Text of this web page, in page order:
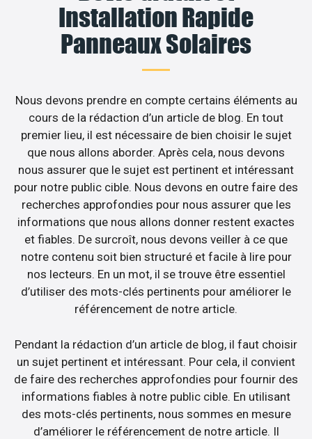
Installation Rapide
Panneaux Solaires
Nous devons prendre en compte certains éléments au
cours de la rédaction d’un article de blog. En tout
premier lieu, il est nécessaire de bien choisir le sujet
que nous allons aborder. Après cela, nous devons
nous assurer que le sujet est pertinent et intéressant
pour notre public cible. Nous devons en outre faire des
recherches approfondies pour nous assurer que les
informations que nous allons donner restent exactes
et fiables. De surcroît, nous devons veiller à ce que
notre contenu soit bien structuré et facile à lire pour
nos lecteurs. En un mot, il se trouve être essentiel
d’utiliser des mots-clés pertinents pour améliorer le
référencement de notre article.
Pendant la rédaction d’un article de blog, il faut choisir
un sujet pertinent et intéressant. Pour cela, il convient
de faire des recherches approfondies pour fournir des
informations fiables à notre public cible. En utilisant
des mots-clés pertinents, nous sommes en mesure
d’améliorer le référencement de notre article. Il